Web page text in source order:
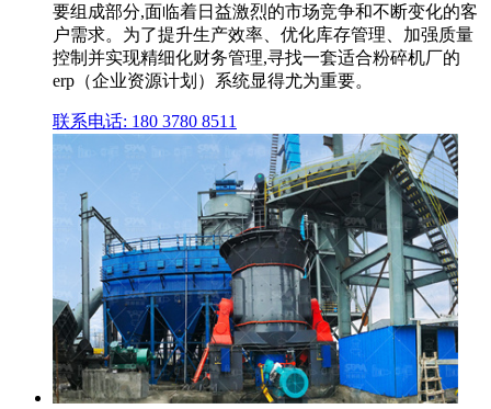
要组成部分,面临着日益激烈的市场竞争和不断变化的客
户需求。为了提升生产效率、优化库存管理、加强质量
控制并实现精细化财务管理,寻找一套适合粉碎机厂的
erp（企业资源计划）系统显得尤为重要。
联系电话: 180 3780 8511